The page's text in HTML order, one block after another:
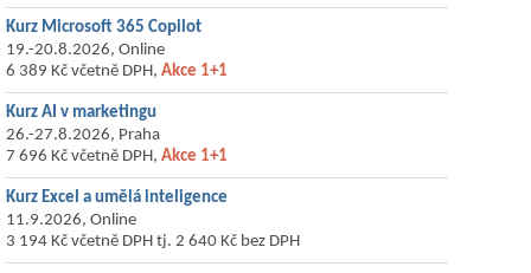
Kurz Microsoft 365 Copilot
19.-20.8.2026, Online
6 389 Kč včetně DPH, Akce 1+1
Kurz AI v marketingu
26.-27.8.2026, Praha
7 696 Kč včetně DPH, Akce 1+1
Kurz Excel a umělá inteligence
11.9.2026, Online
3 194 Kč včetně DPH tj. 2 640 Kč bez DPH